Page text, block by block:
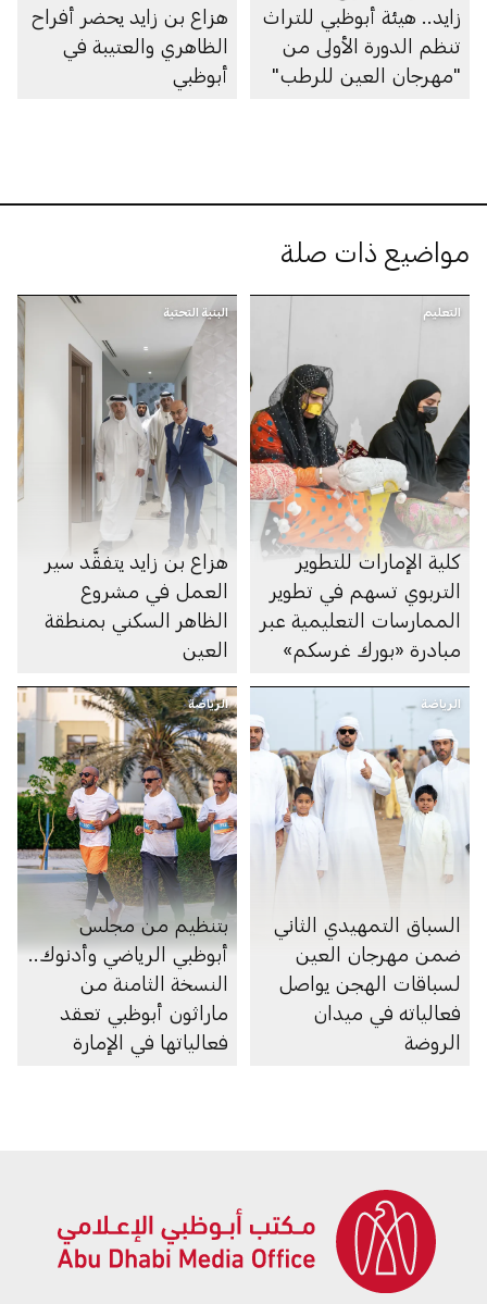
زايد.. هيئة أبوظبي للتراث
تنظم الدورة الأولى من
"مهرجان العين للرطب"
هزاع بن زايد يحضر أفراح
الظاهري والعتيبة في
أبوظبي
مواضيع ذات صلة
التعليم
كلية الإمارات للتطوير
التربوي تسهم في تطوير
الممارسات التعليمية عبر
مبادرة «بورك غرسكم»
البنية التحتية
هزاع بن زايد يتفقَّد سير
العمل في مشروع
الظاهر السكني بمنطقة
العين
الرياضة
السباق التمهيدي الثاني
ضمن مهرجان العين
لسباقات الهجن يواصل
فعالياته في ميدان
الروضة
الرياضة
بتنظيم من مجلس
أبوظبي الرياضي وأدنوك..
النسخة الثامنة من
ماراثون أبوظبي تعقد
فعالياتها في الإمارة